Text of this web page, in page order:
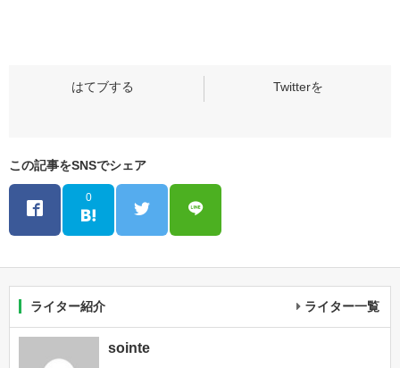
この記事をSNSでシェア
0
ライター紹介 ライター一覧
sointe